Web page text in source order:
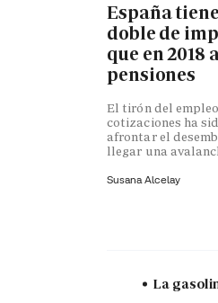
España
doble de
que en 2018
pensiones
El tirón del
cotizaciones ha
afrontar el
llegar una
Susana Alcelay
La